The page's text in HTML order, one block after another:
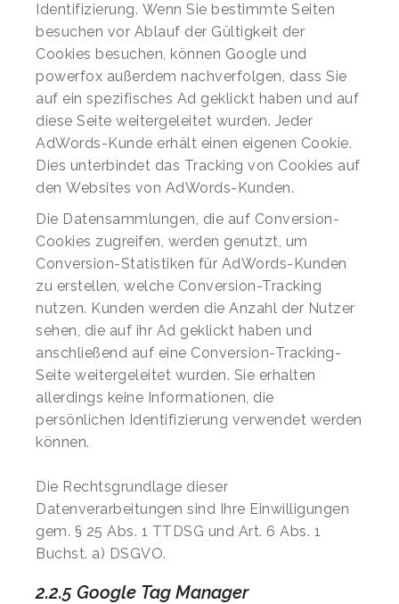
Identifizierung. Wenn Sie bestimmte Seiten
besuchen vor Ablauf der Gültigkeit der
Cookies besuchen, können Google und
powerfox außerdem nachverfolgen, dass Sie
auf ein spezifisches Ad geklickt haben und auf
diese Seite weitergeleitet wurden. Jeder
AdWords-Kunde erhält einen eigenen Cookie.
Dies unterbindet das Tracking von Cookies auf
den Websites von AdWords-Kunden.
Die Datensammlungen, die auf Conversion-
Cookies zugreifen, werden genutzt, um
Conversion-Statistiken für AdWords-Kunden
zu erstellen, welche Conversion-Tracking
nutzen. Kunden werden die Anzahl der Nutzer
sehen, die auf ihr Ad geklickt haben und
anschließend auf eine Conversion-Tracking-
Seite weitergeleitet wurden. Sie erhalten
allerdings keine Informationen, die
persönlichen Identifizierung verwendet werden
können.
Die Rechtsgrundlage dieser
Datenverarbeitungen sind Ihre Einwilligungen
gem. § 25 Abs. 1 TTDSG und Art. 6 Abs. 1
Buchst. a) DSGVO.
2.2.5 Google Tag Manager